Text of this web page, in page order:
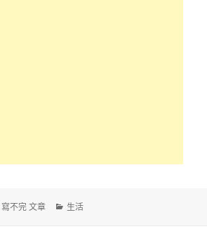
作
寫不完 文章
分
生活